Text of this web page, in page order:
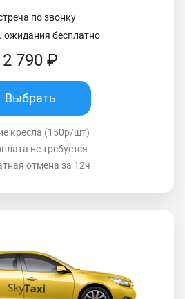
по звонку
ожидания бесплатно
2 790 ₽
Выбрать
кресла (150р/шт)
не требуется
отмена за 12ч